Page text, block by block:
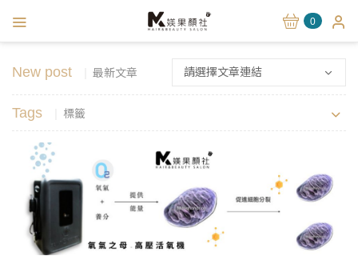
0
New post 最新文章 請選擇文章連結
Tags 標籤